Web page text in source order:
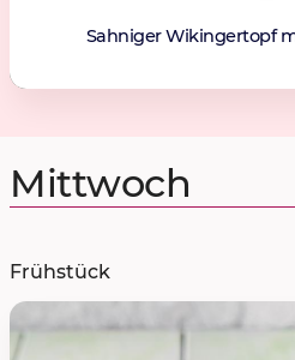
Sahniger Wikingertopf
Mittwoch
Frühstück